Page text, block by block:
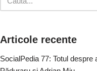
Articole recente
SocialPedia 77: Totul